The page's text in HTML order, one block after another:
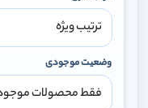
وضعیت موجودی